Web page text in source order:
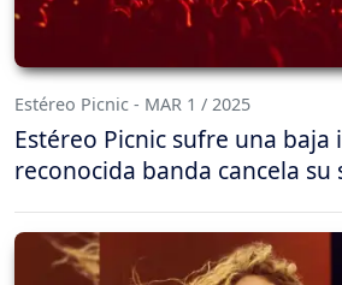
Estéreo Picnic - MAR 1 / 2025
Estéreo Picnic sufre una baja
reconocida banda cancela su